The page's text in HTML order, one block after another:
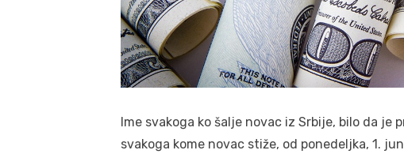
Ime svakoga ko šalje novac iz Srbije, bilo da je
svakoga kome novac stiže, od ponedeljka, 1.